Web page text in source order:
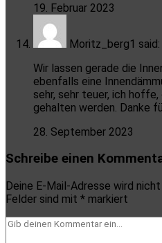
19. Februar 2023
Moritz_berg1 said:
Wir lassen gerade die
ebenfalls eine
sehr, sehr teuer, ich
gehalten werden. Danke
28. September 2023
Schreibe einen
Deine E-Mail-Adresse wird
Felder sind mit * markiert
Dein